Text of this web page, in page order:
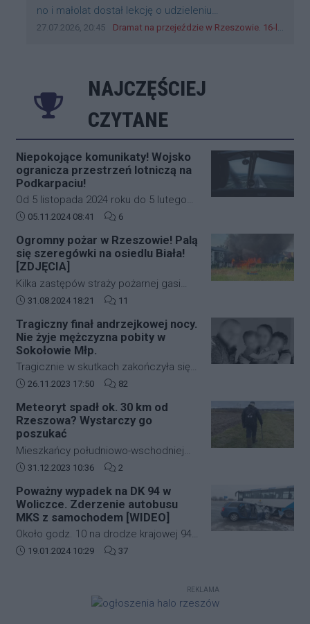
Treść komentarza:
no i małolat dostał lekcję o udzieleniu
pierwszeństwa
Data dodania komentarza:
27.07.2026, 20:45 Źródło komentarza:
Dramat na przejeździe w Rzeszowie. 16-latek na hulajnodze wjechał wprost pod szynobus
NAJCZĘŚCIEJ
CZYTANE
Niepokojące komunikaty! Wojsko
ogranicza przestrzeń lotniczą na
Podkarpaciu!
Od 5 listopada 2024 roku do 5 lutego
2025 roku w południowo-wschodniej
obowiązywać będą nowe, bardziej
restrykcyjne zasady dotyczące ruchu
lotniczego. Decyzja ta została podjęta
na wniosek Dowództwa Operacyjnego
Rodzajów Sił Zbrojnych i wprowadza
strefę ograniczonej lotności EP R125.
Data dodania artykułu:
05.11.2024 08:41 Liczba komentarzy artykułu:
6
Ogromny pożar w Rzeszowie! Palą
się szeregówki na osiedlu Biała!
[ZDJĘCIA]
Kilka zastępów straży pożarnej gasi
duży pożar budynków mieszkalnych w
kardynała Karola Wojtyły na
rzeszowskim osiedlu Biała.
Data dodania artykułu:
31.08.2024 18:21 Liczba komentarzy artykułu:
11
Tragiczny finał andrzejkowej nocy.
Nie żyje mężczyzna pobity w
Sokołowie Młp.
Tragicznie w skutkach zakończyła się
andrzejkowa noc w Sokołowie Młp. W
mężczyzna. Zmarł w drodze do
szpitala.
Data dodania artykułu:
26.11.2023 17:50 Liczba komentarzy artykułu:
82
Meteoryt spadł ok. 30 km od
Rzeszowa? Wystarczy go
poszukać
Mieszkańcy południowo-wschodniej
Polski kilkanaście dni temu mogli
Świadkowie zdarzenia twierdzą, że
najpierw usłyszeli głośny huk, a
następnie zobaczyli jasną kulę ognia,
która przeleciała przez niebo.
Data dodania artykułu:
31.12.2023 10:36 Liczba komentarzy artykułu:
2
Poważny wypadek na DK 94 w
Woliczce. Zderzenie autobusu
MKS z samochodem [WIDEO]
Około godz. 10 na drodze krajowej 94
w Woliczce w gminie Świlcza doszło
Data dodania artykułu:
19.01.2024 10:29 Liczba komentarzy artykułu:
37
REKLAMA